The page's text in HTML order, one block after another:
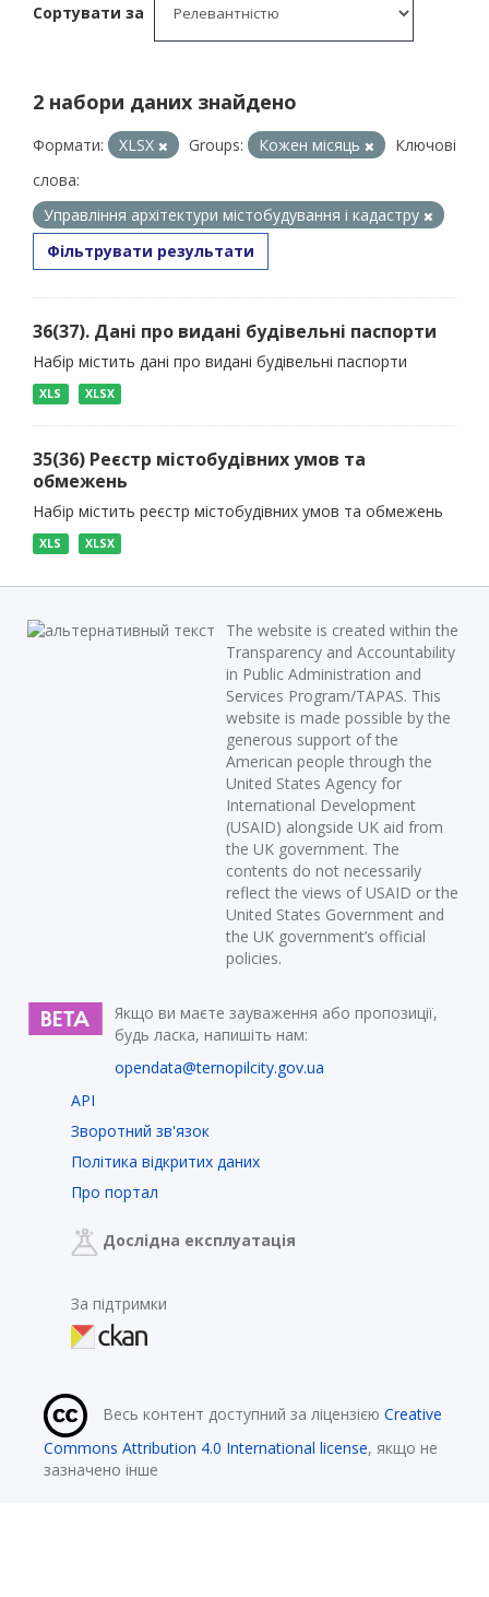
Сортувати за
2 набори даних знайдено
Формати: XLSX Groups: Кожен місяць
Ключові
слова:
Управління архітектури містобудування і кадастру
Фільтрувати результати
36(37). Дані про видані будівельні паспорти
Набір містить дані про видані будівельні паспорти
XLS XLSX
35(36) Реєстр містобудівних умов та
обмежень
Набір містить реєстр містобудівних умов та обмежень
XLS XLSX
The website is created within the
Transparency and Accountability
in Public Administration and
Services Program/TAPAS. This
website is made possible by the
generous support of the
American people through the
United States Agency for
International Development
(USAID) alongside UK aid from
the UK government. The
contents do not necessarily
reflect the views of USAID or the
United States Government and
the UK government’s official
policies.
Якщо ви маєте зауваження або пропозиції,
будь ласка, напишіть нам:
opendata@ternopilcity.gov.ua
API
Зворотний зв'язок
Політика відкритих даних
Про портал
Дослідна експлуатація
За підтримки
Весь контент доступний за ліцензією Creative
Commons Attribution 4.0 International license, якщо не
зазначено інше